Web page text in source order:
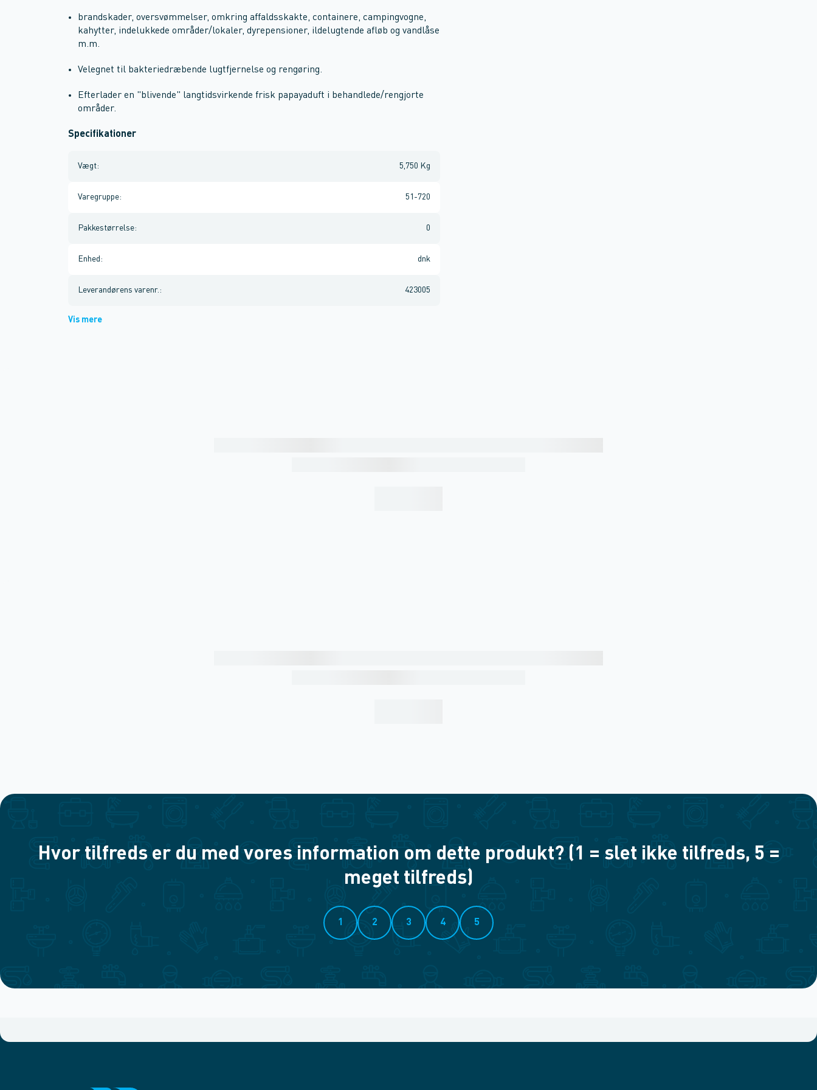
brandskader, oversvømmelser, omkring affaldsskakte, containere, campingvogne,
kahytter, indelukkede områder/lokaler, dyrepensioner, ildelugtende afløb og vandlåse
m.m.
Velegnet til bakteriedræbende lugtfjernelse og rengøring.
Efterlader en "blivende" langtidsvirkende frisk papayaduft i behandlede/rengjorte
områder.
Specifikationer
Vægt: 5,750 Kg
Varegruppe: 51-720
Pakkestørrelse: 0
Enhed : dnk
Leverandørens varenr. : 423005
Vis mere
Hvor tilfreds er du med vores information om dette produkt? (1 = slet ikke tilfreds, 5 =
meget tilfreds)
1 2 3 4 5